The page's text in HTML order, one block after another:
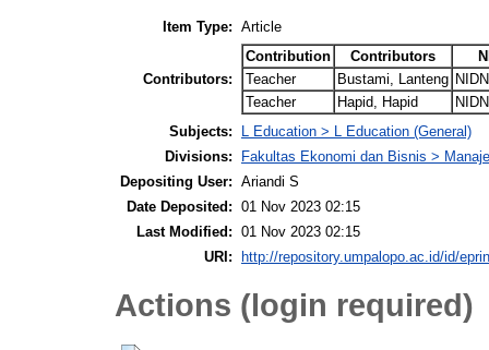
Item Type: Article
Contributors:
Contribution Contributors
Teacher
Bustami, Lanteng
Teacher
Hapid, Hapid
Subjects:
L Education > L Education (General)
Divisions:
Fakultas Ekonomi dan Bisnis >
Depositing User: Ariandi S
Date Deposited: 01 Nov 2023 02:15
Last Modified: 01 Nov 2023 02:15
URI:
http://repository.umpalopo.ac.id/id/
Actions (login required)